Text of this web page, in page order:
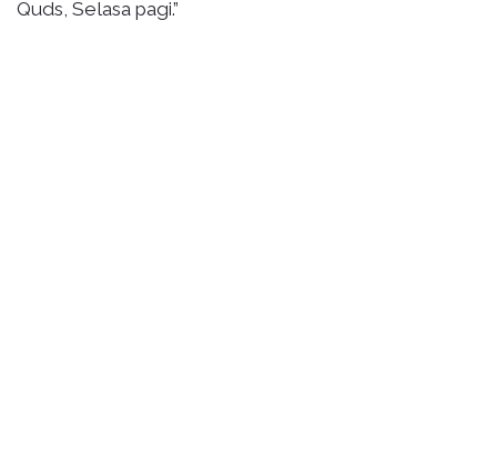
Quds, Selasa pagi.”